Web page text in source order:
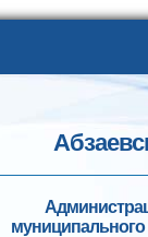
муниципального